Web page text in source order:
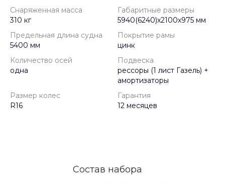
Снаряженная масса
310 кг
Габаритные размеры
5940(6240)х2100х975 мм
Предельная длина судна
5400 мм
Покрытие рамы
цинк
Количество осей
одна
Подвеска
рессоры (1 лист Газель) +
амортизаторы
Размер колес
R16
Гарантия
12 месяцев
Состав набора